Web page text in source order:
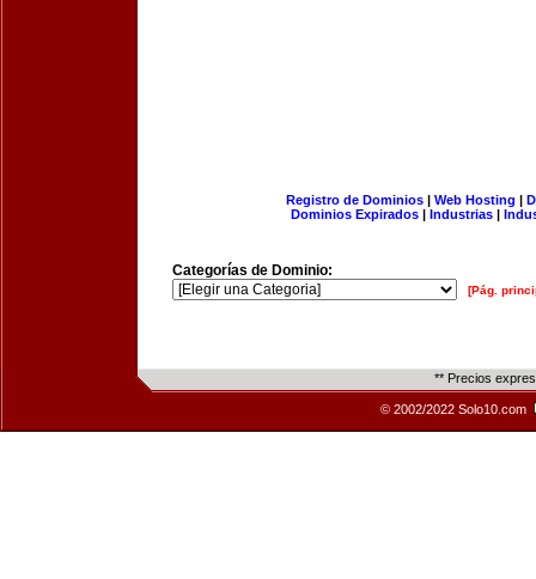
Registro de Dominios| Web Hosting |
Dominios Expirados | Industrias |
Categorías de Dominio:
[Pág.
** Precios
© 2002/2022 Solo10.com